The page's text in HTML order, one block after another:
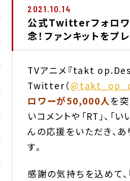
2021.10.14
公式Twitterフォロ
念！ファンキットをプレ
TVアニメ『takt
Twitter（
ロワーが50,000人を突
いコメントや「RT」、「
んの応援をいただき、 あ
す。
感謝の気持ちを込めて